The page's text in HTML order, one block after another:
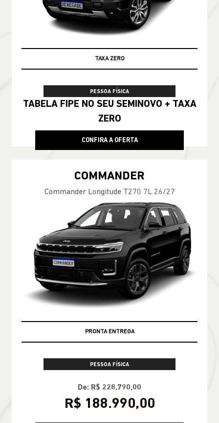
TABELA FIPE
PESSOA FÍSICA
TABELA FIPE NO SEU SEMINOVO + TAXA
ZERO
CONFIRA A OFERTA
COMMANDER
Commander Longitude T270 7L 26/27
PRONTA ENTREGA
PESSOA FÍSICA
De: R$ 228.790,00
R$ 188.990,00